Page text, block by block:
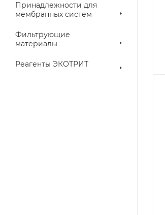
Принадлежности для
мембранных систем
Фильтрующие
материалы
Реагенты ЭКОТРИТ